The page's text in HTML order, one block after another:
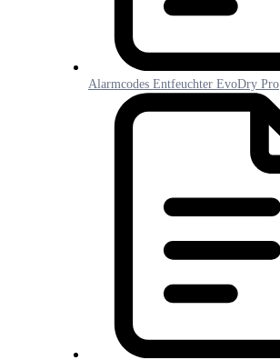
Alarmcodes Entfeuchter EvoDry Pro